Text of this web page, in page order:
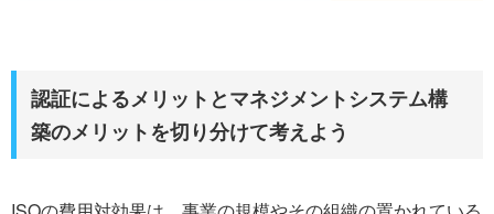
認証によるメリットとマネジメントシステム構
築のメリットを切り分けて考えよう